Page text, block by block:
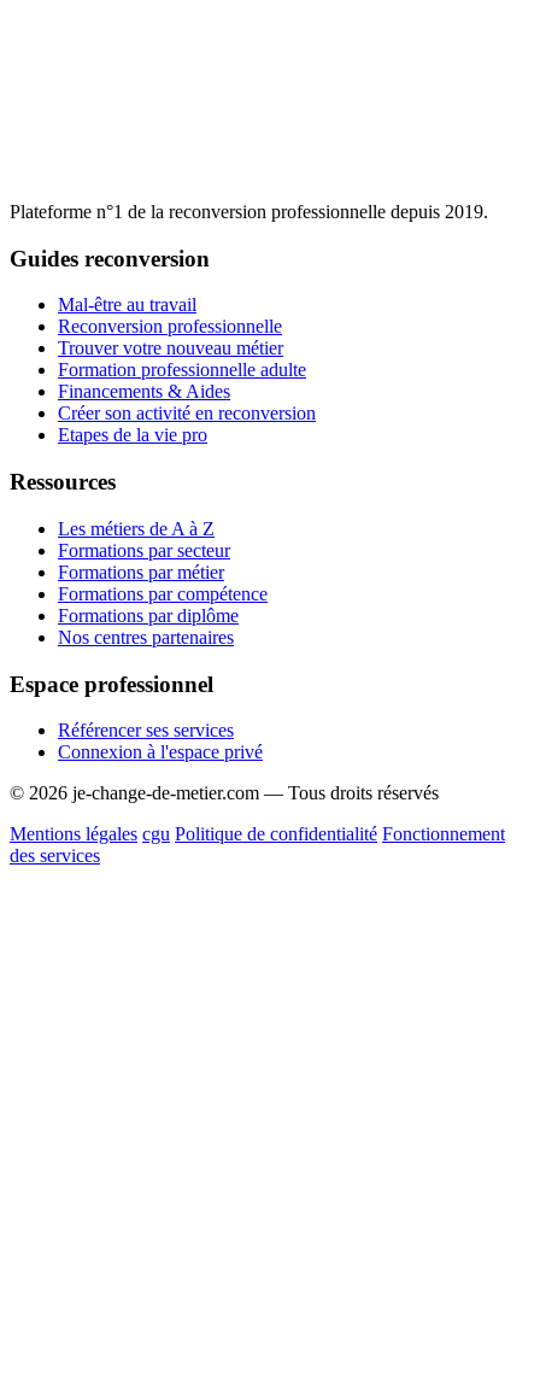
Plateforme n°1 de la reconversion professionnelle depuis 2019.
Guides reconversion
Mal-être au travail
Reconversion professionnelle
Trouver votre nouveau métier
Formation professionnelle adulte
Financements & Aides
Créer son activité en reconversion
Etapes de la vie pro
Ressources
Les métiers de A à Z
Formations par secteur
Formations par métier
Formations par compétence
Formations par diplôme
Nos centres partenaires
Espace professionnel
Référencer ses services
Connexion à l'espace privé
© 2026 je-change-de-metier.com — Tous droits réservés
Mentions légales cgu Politique de confidentialité Fonctionnement
des services